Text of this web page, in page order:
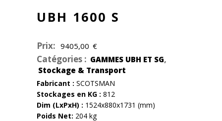
UBH 1600 S
Prix: 9405,00 €
Catégories : GAMMES UBH ET SG,
Stockage & Transport
Fabricant : SCOTSMAN
Stockages en KG : 812
Dim (LxPxH) : 1524x880x1731 (mm)
Poids Net: 204 kg